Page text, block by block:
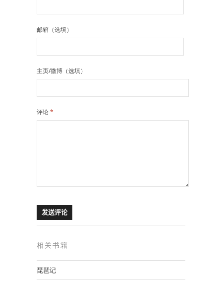
邮箱（选填）
主页/微博（选填）
评论*
相关书籍
琵琶记